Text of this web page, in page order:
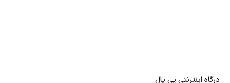
درگاه اینترنتی پی پال